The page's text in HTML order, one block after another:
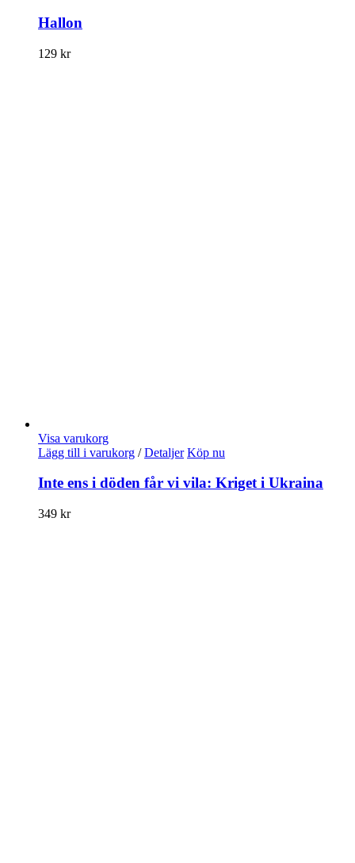
Hallon
129 kr
Visa varukorg
Lägg till i varukorg / Detaljer Köp nu
Inte ens i döden får vi vila: Kriget i Ukraina
349 kr